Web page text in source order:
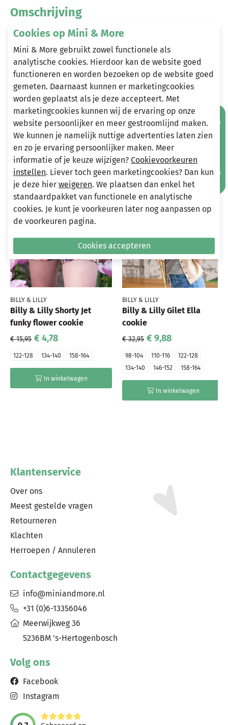
Omschrijving
Billy & Lilly plisse rok Lotte funny red swirl
Heeft u vragen?
Stuur een e-mail
info@miniandmore.nl
Andere bekeken ook
Wellicht ook iets voor jou?
-70%
BILLY & LILLY
Billy & Lilly Shorty Jet
funky flower cookie
€ 15,95 € 4,78
122-128 134-140 158-164
In winkelwagen
-70%
BILLY & LILLY
Billy & Lilly Gilet Ella
cookie
€ 32,95 € 9,88
98-104 110-116
122-128
134-140
146-152 158-164
In winkelwagen
Klantenservice
Over ons
Meest gestelde vragen
Retourneren
Klachten
Herroepen / Annuleren
Contactgegevens
info@miniandmore.nl
+31 (0)6-13356046
Meerwijkweg 36
5236BM 's-Hertogenbosch
Volg ons
Facebook
Instagram
Mis geen aanbiedingen!
Cookies op Mini & More
Mini & More gebruikt zowel functionele als
analytische cookies. Hierdoor kan de website goed
functioneren en worden bezoeken op de website goed
gemeten. Daarnaast kunnen er marketingcookies
worden geplaatst als je deze accepteert. Met
marketingcookies kunnen wij de ervaring op onze
website persoonlijker en meer gestroomlijnd maken.
We kunnen je namelijk nuttige advertenties laten zien
en zo je ervaring persoonlijker maken. Meer
informatie of je keuze wijzigen? Cookievoorkeuren
instellen. Liever toch geen marketingcookies? Dan kun
je deze hier weigeren. We plaatsen dan enkel het
standaardpakket van functionele en analytische
cookies. Je kunt je voorkeuren later nog aanpassen op
de voorkeuren pagina.
Cookies accepteren